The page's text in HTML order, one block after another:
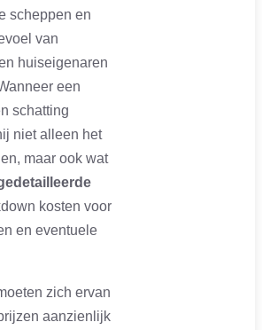
scheppen en
van
huiseigenaren
een
schatting
niet alleen het
maar ook wat
kosten voor
en eventuele
zich ervan
aanzienlijk